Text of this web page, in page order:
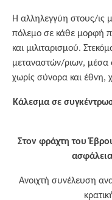
Η αλληλεγγύη στους/ις
πόλεμο σε κάθε μορφή
και μιλιταρισμού.
μεταναστών/ριων, μέσα
χωρίς σύνορα και έθνη,
Κάλεσμα σε
Στον φράχτη του
Ανοιχτή συνέλευση